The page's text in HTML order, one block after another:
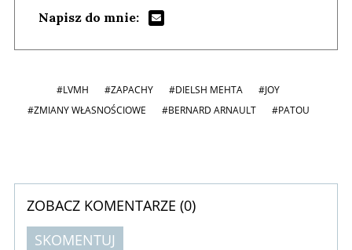
Napisz do mnie:
#LVMH #ZAPACHY #DIELSH MEHTA
#JOY
#ZMIANY WŁASNOŚCIOWE
#BERNARD ARNAULT #PATOU
ZOBACZ KOMENTARZE (0)
SKOMENTUJ